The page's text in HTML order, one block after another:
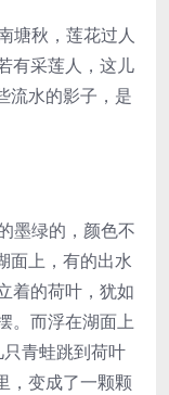
秋，莲花过人
有采莲人，这儿
流水的影子，是
绿的，颜色不
面上，有的出水
着的荷叶，犹如
。而浮在湖面上
青蛙跳到荷叶
，变成了一颗颗